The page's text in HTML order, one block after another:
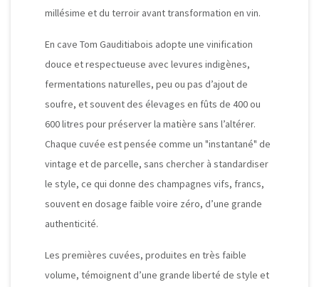
millésime et du terroir avant transformation en vin.
En cave Tom Gauditiabois adopte une vinification
douce et respectueuse avec levures indigènes,
fermentations naturelles, peu ou pas d’ajout de
soufre, et souvent des élevages en fûts de 400 ou
600 litres pour préserver la matière sans l’altérer.
Chaque cuvée est pensée comme un "instantané" de
vintage et de parcelle, sans chercher à standardiser
le style, ce qui donne des champagnes vifs, francs,
souvent en dosage faible voire zéro, d’une grande
authenticité.
Les premières cuvées, produites en très faible
volume, témoignent d’une grande liberté de style et